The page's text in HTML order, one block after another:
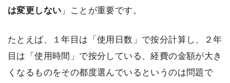
は変更しない 」ことが重要です。
たとえば、１年目は「使用日数」で按分計算し、２年
目は「使用時間」で按分している、経費の金額が大き
くなるものをその都度選んでいるというのは問題で